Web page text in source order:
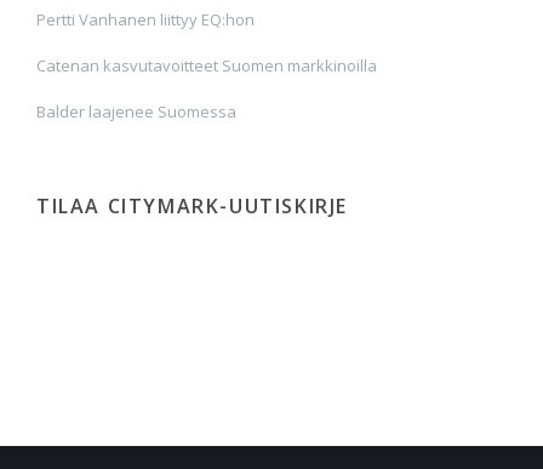
Pertti Vanhanen liittyy EQ:hon
Catenan kasvutavoitteet Suomen markkinoilla
Balder laajenee Suomessa
TILAA CITYMARK-UUTISKIRJE